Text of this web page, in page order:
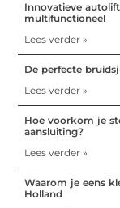
Innovatieve
multifunctioneel
Lees verder »
De perfecte
Lees verder »
Hoe voorkom je
aansluiting?
Lees verder »
Waarom je eens
Holland